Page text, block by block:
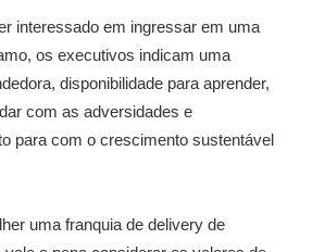
interessado em ingressar em uma
os executivos indicam uma
disponibilidade para aprender,
com as adversidades e
para com o crescimento sustentável
uma franquia de delivery de